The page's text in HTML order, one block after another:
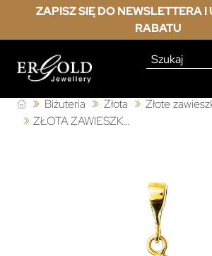
ZAPISZ SIĘ DO NEWSLETTERA
RABATU
Biżuteria Złota
ZŁOTA ZAWIESZKA SERCE nacinana ażurowy próba 333